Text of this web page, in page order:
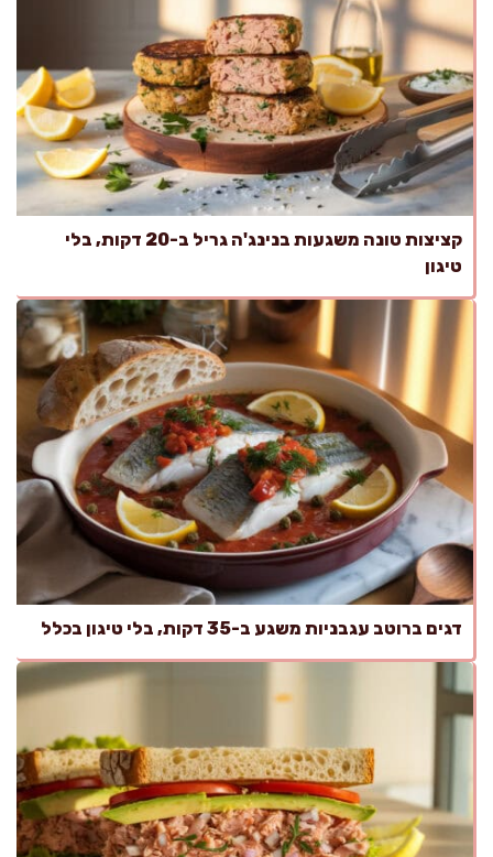
קציצות טונה משגעות בנינג'ה גריל ב-20 דקות, בלי
טיגון
דגים ברוטב עגבניות משגע ב-35 דקות, בלי טיגון בכלל